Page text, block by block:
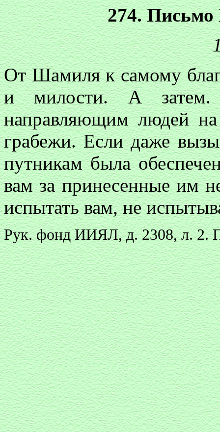
274.
От Шамиля к самому
и милости. А
направляющим людей на
грабежи. Если даже
путникам была
вам за принесенные им
испытать вам, не
Рук. фонд ИИЯЛ, д. 2308, л. 2.